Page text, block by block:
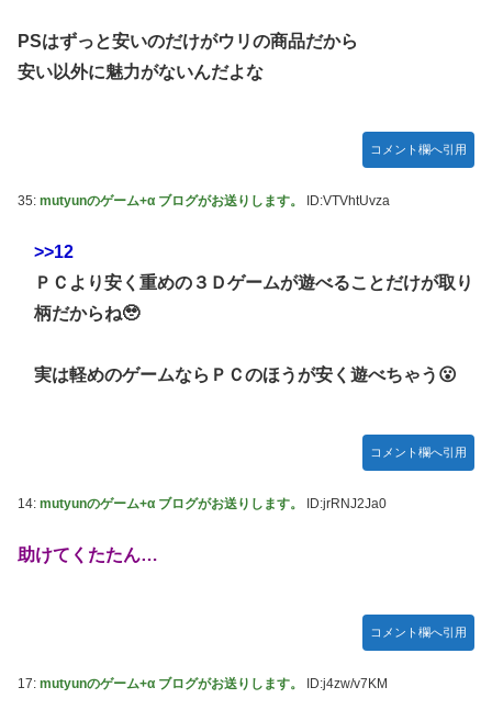
PSはずっと安いのだけがウリの商品だから
安い以外に魅力がないんだよな
コメント欄へ引用
35: mutyunのゲーム+α ブログがお送りします。 ID:VTVhtUvza
>>12
ＰＣより安く重めの３Ｄゲームが遊べることだけが取り
柄だからね🥹
実は軽めのゲームならＰＣのほうが安く遊べちゃう😮
コメント欄へ引用
14: mutyunのゲーム+α ブログがお送りします。 ID:jrRNJ2Ja0
助けてくたたん…
コメント欄へ引用
17: mutyunのゲーム+α ブログがお送りします。 ID:j4zw/v7KM